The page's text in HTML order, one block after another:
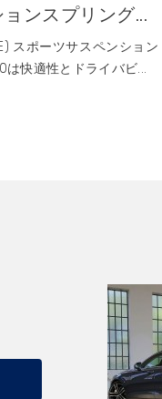
ンスプリング...
スポーツサスペンション
快適性とドライバビ...